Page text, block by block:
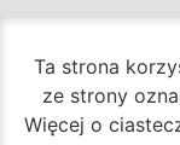
Ta strona
ze strony
Więcej o